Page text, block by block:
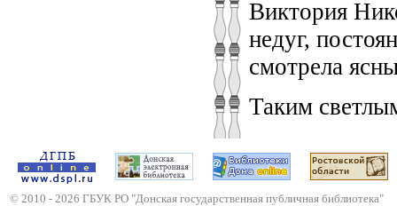
Виктория
недуг,
смотрела
Таким
© 2010 - 2026 ГБУК РО "Донская государственная публичная библиотека"